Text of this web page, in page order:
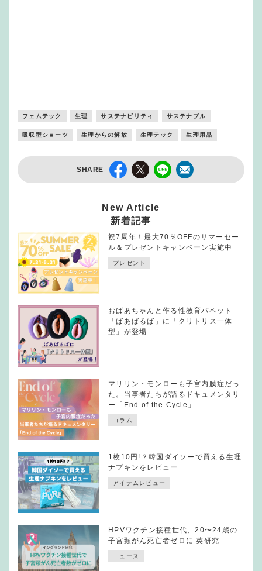
フェムテック 生理 サステナビリティ サステナブル
吸収型ショーツ 生理からの解放 生理テック 生理用品
SHARE
New Article
新着記事
祝7周年！最大70％OFFのサマーセー
ル＆プレゼントキャンペーン実施中
プレゼント
おばあちゃんと作る性教育パペット
「ばあばるば」に「クリトリス一体
型」が登場
マリリン・モンローも子宮内膜症だっ
た。当事者たちが語るドキュメンタリ
ー「End of the Cycle」
コラム
1枚10円!？韓国ダイソーで買える生理
ナプキンをレビュー
アイテムレビュー
HPVワクチン接種世代、20〜24歳の
子宮頸がん死亡者ゼロに 英研究
ニュース